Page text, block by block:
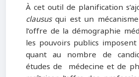
À cet outil de planification
claususqui est un
l’offre de la démographie
les pouvoirs publics
quant au nombre de
études de médecine et de